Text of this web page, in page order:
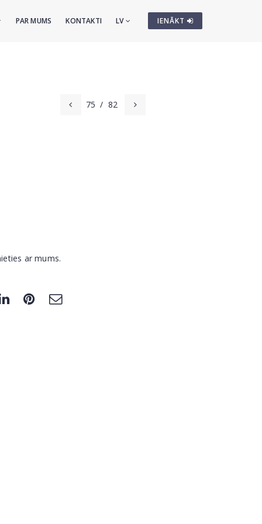
IENĀKT
PAR MUMS KONTAKTI LV
75 / 82
ar mums.